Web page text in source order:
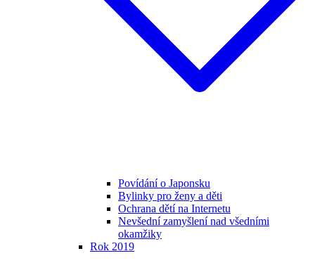
Povídání o Japonsku
Bylinky pro ženy a děti
Ochrana dětí na Internetu
Nevšední zamyšlení nad všedními
okamžiky
Rok 2019